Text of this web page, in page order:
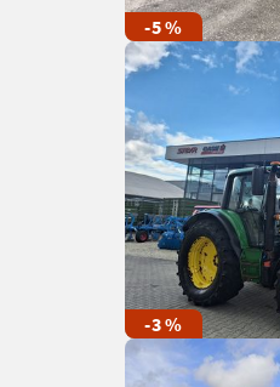
-5 %
-3 %